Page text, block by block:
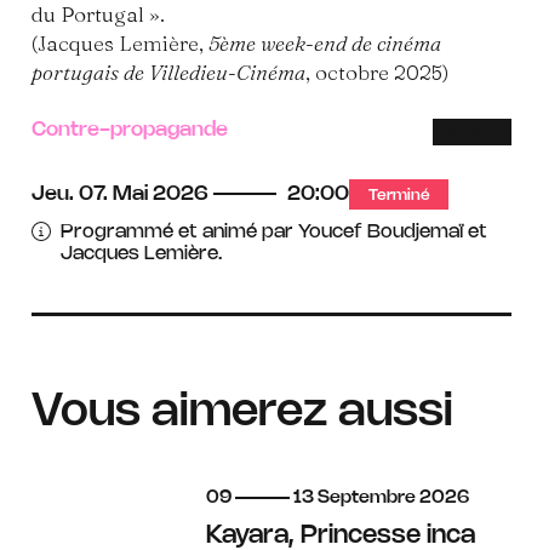
du Portugal ».
(Jacques Lemière,5ème week-end de cinéma
portugais de Villedieu-Cinéma, octobre 2025)
Contre-propagande
Jeu. 07. Mai 2026 20:00 Terminé
Programmé et animé par Youcef Boudjemaï et
Jacques Lemière.
Vous aimerez aussi
du
09 au
13 septembre
Septembre 2026
Kayara, Princesse inca